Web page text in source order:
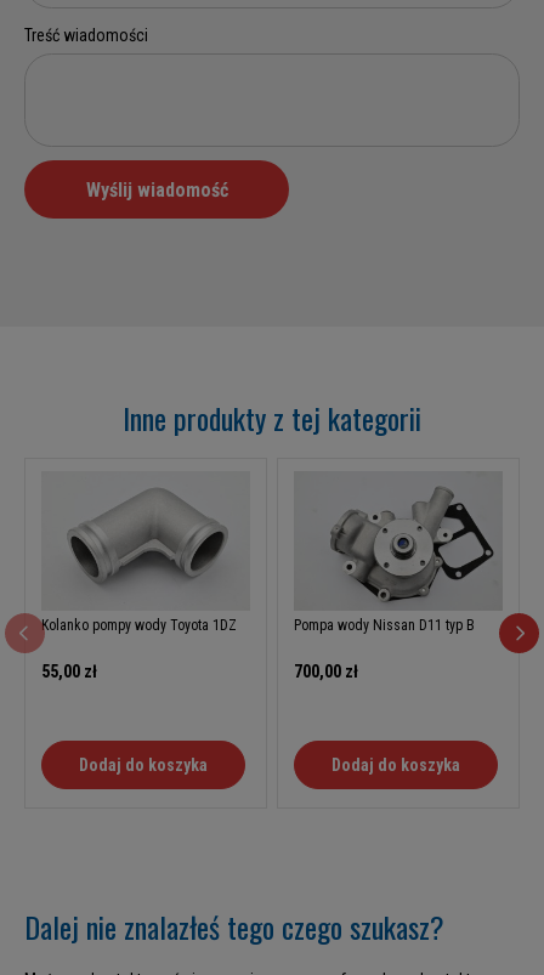
Inne produkty z tej kategorii
Kolanko pompy wody Toyota 1DZ
55,00 zł
Dodaj do koszyka
Pompa wody Nissan D11 typ B
700,00 zł
Dodaj do koszyka
Dalej nie znalazłeś tego czego szukasz?